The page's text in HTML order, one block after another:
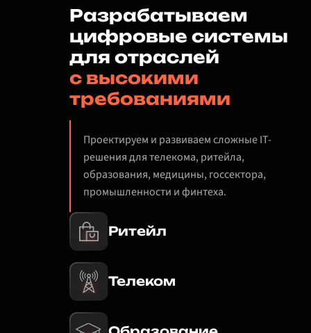
Разрабатываем
цифровые системы
для отраслей
с высокими
требованиями
Проектируем и развиваем сложные IT-
решения для телекома, ритейла,
образования, медицины, госсектора,
промышленности и финтеха.
Ритейл
Телеком